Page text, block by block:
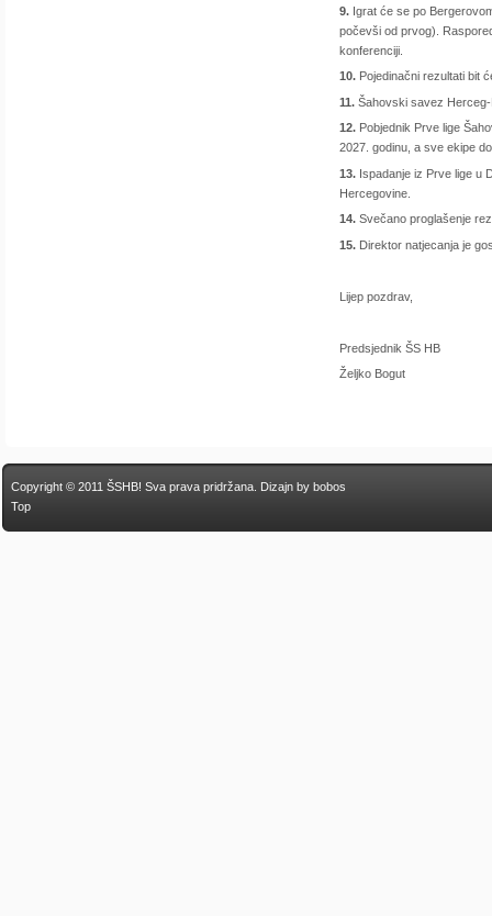
9. Igrat će se po
počevši od prvog).
konferenciji.
10. Pojedinačni rezultati bit
11. Šahovski savez
12. Pobjednik Prve lige
2027. godinu, a sve ekipe
13. Ispadanje iz Prve lige u
Hercegovine.
14. Svečano proglašenje
15. Direktor natjecanja je
Lijep pozdrav,
Predsjednik ŠS HB
Željko Bogut
Copyright © 2011 ŠSHB! Sva prava pridržana. Dizajn by bobos
Top